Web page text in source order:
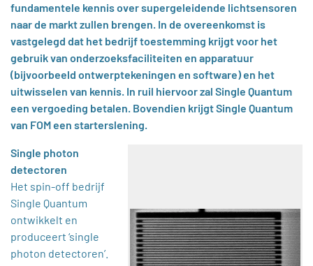
fundamentele kennis over supergeleidende lichtsensoren
naar de markt zullen brengen. In de overeenkomst is
vastgelegd dat het bedrijf toestemming krijgt voor het
gebruik van onderzoeksfaciliteiten en apparatuur
(bijvoorbeeld ontwerptekeningen en software) en het
uitwisselen van kennis. In ruil hiervoor zal Single Quantum
een vergoeding betalen. Bovendien krijgt Single Quantum
van FOM een starterslening.
Single photon
detectoren
Het spin-off bedrijf
Single Quantum
ontwikkelt en
produceert ‘single
photon detectoren’.